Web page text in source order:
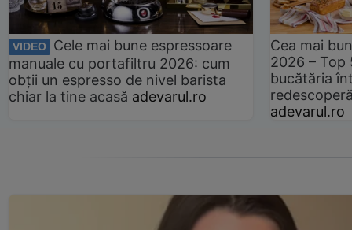
VIDEO
Cele mai bune espressoare
manuale cu portafiltru 2026: cum
obții un espresso de nivel barista
chiar la tine acasă adevarul.ro
Cea mai
2026 –
bucătăria
adevarul.ro